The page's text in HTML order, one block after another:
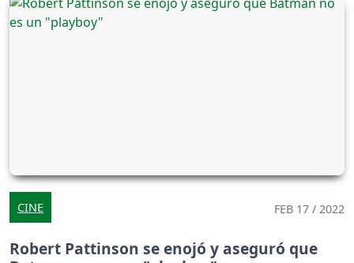
CINE FEB 17 / 2022
Robert Pattinson se enojó y aseguró que